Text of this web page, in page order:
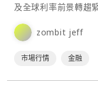
及全球利率前景轉趨
開盤後全面走低，科
市⋯ zombit jeff
市場行情 金融